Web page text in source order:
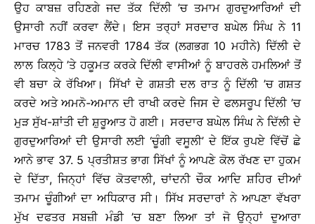
ਉਹ ਕਾਬਜ਼ ਰਹਿਣਗੇ ਜਦ ਤੱਕ ਦਿੱਲੀ ’ਚ ਤਮਾਮ ਗੁਰਦੁਆਰਿਆਂ ਦੀ
ਉਸਾਰੀ ਨਹੀਂ ਕਰਵਾ ਲੈਂਦੇ। ਇਸ ਤਰ੍ਹਾਂ ਸਰਦਾਰ ਬਘੇਲ ਸਿੰਘ ਨੇ 11
ਮਾਰਚ 1783 ਤੋਂ ਜਨਵਰੀ 1784 ਤੱਕ (ਲਗਭਗ 10 ਮਹੀਨੇ) ਦਿੱਲੀ ਦੇ
ਲਾਲ ਕਿਲ੍ਹੇ ’ਤੇ ਹਕੂਮਤ ਕਰਕੇ ਦਿੱਲੀ ਵਾਸੀਆਂ ਨੂੰ ਬਾਹਰਲੇ ਹਮਲਿਆਂ ਤੋਂ
ਵੀ ਬਚਾ ਕੇ ਰੱਖਿਆ। ਸਿੱਖਾਂ ਦੇ ਗਸ਼ਤੀ ਦਲ ਰਾਤ ਨੂੰ ਦਿੱਲੀ ’ਚ ਗਸ਼ਤ
ਕਰਦੇ ਅਤੇ ਅਮਨੋ-ਅਮਾਨ ਦੀ ਰਾਖੀ ਕਰਦੇ ਜਿਸ ਦੇ ਫਲਸਰੂਪ ਦਿੱਲੀ ’ਚ
ਮੁੜ ਸੁੱਖ-ਸ਼ਾਂਤੀ ਦੀ ਸ਼ੁਰੂਆਤ ਹੋ ਗਈ। ਸਰਦਾਰ ਬਘੇਲ ਸਿੰਘ ਨੇ ਦਿੱਲੀ ਦੇ
ਗੁਰਦੁਆਰਿਆਂ ਦੀ ਉਸਾਰੀ ਲਈ ‘ਚੂੰਗੀ ਵਸੂਲੀ’ ਦੇ ਇੱਕ ਰੁਪਏ ਵਿੱਚੋਂ ਛੇ
ਆਨੇ ਭਾਵ 37. 5 ਪ੍ਰਤੀਸ਼ਤ ਭਾਗ ਸਿੱਖਾਂ ਨੂੰ ਆਪਣੇ ਕੋਲ ਰੱਖਣ ਦਾ ਹੁਕਮ
ਦੇ ਦਿੱਤਾ, ਜਿਨ੍ਹਾਂ ਵਿੱਚ ਕੋਤਵਾਲੀ, ਚਾਂਦਨੀ ਚੌਕ ਆਦਿ ਸ਼ਹਿਰ ਦੀਆਂ
ਤਮਾਮ ਚੂੰਗੀਆਂ ਦਾ ਅਧਿਕਾਰ ਸੀ। ਸਿੱਖ ਸਰਦਾਰਾਂ ਨੇ ਆਪਣਾ ਵੱਖਰਾ
ਮੁੱਖ ਦਫਤਰ ਸਬਜ਼ੀ ਮੰਡੀ ’ਚ ਬਣਾ ਲਿਆ ਤਾਂ ਜੋ ਉਨ੍ਹਾਂ ਦੁਆਰਾ